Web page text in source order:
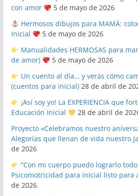
con amor
5 de mayo de 2026
Hermosos dibujos para MAMÁ:
Inicial
5 de mayo de 2026
Manualidades HERMOSAS para
de amor)
5 de mayo de 2026
Un cuento al día… y verás cómo
(cuentos para inicial) 28 de abril de
¡Así soy yo! La EXPERIENCIA que
Educación Inicial
28 de abril de
Proyecto «Celebramos nuestro
Alegorías que llenan de vida nuestro
de 2026
“Con mi cuerpo puedo lograrlo todo:
Psicomotricidad para inicial listo para
de 2026